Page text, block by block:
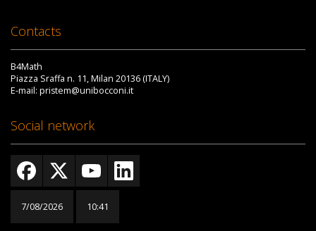
Contacts
B4Math
Piazza Sraffa n. 11, Milan 20136 (ITALY)
E-mail: pristem@unibocconi.it
Social network
7/08/2026 10:41